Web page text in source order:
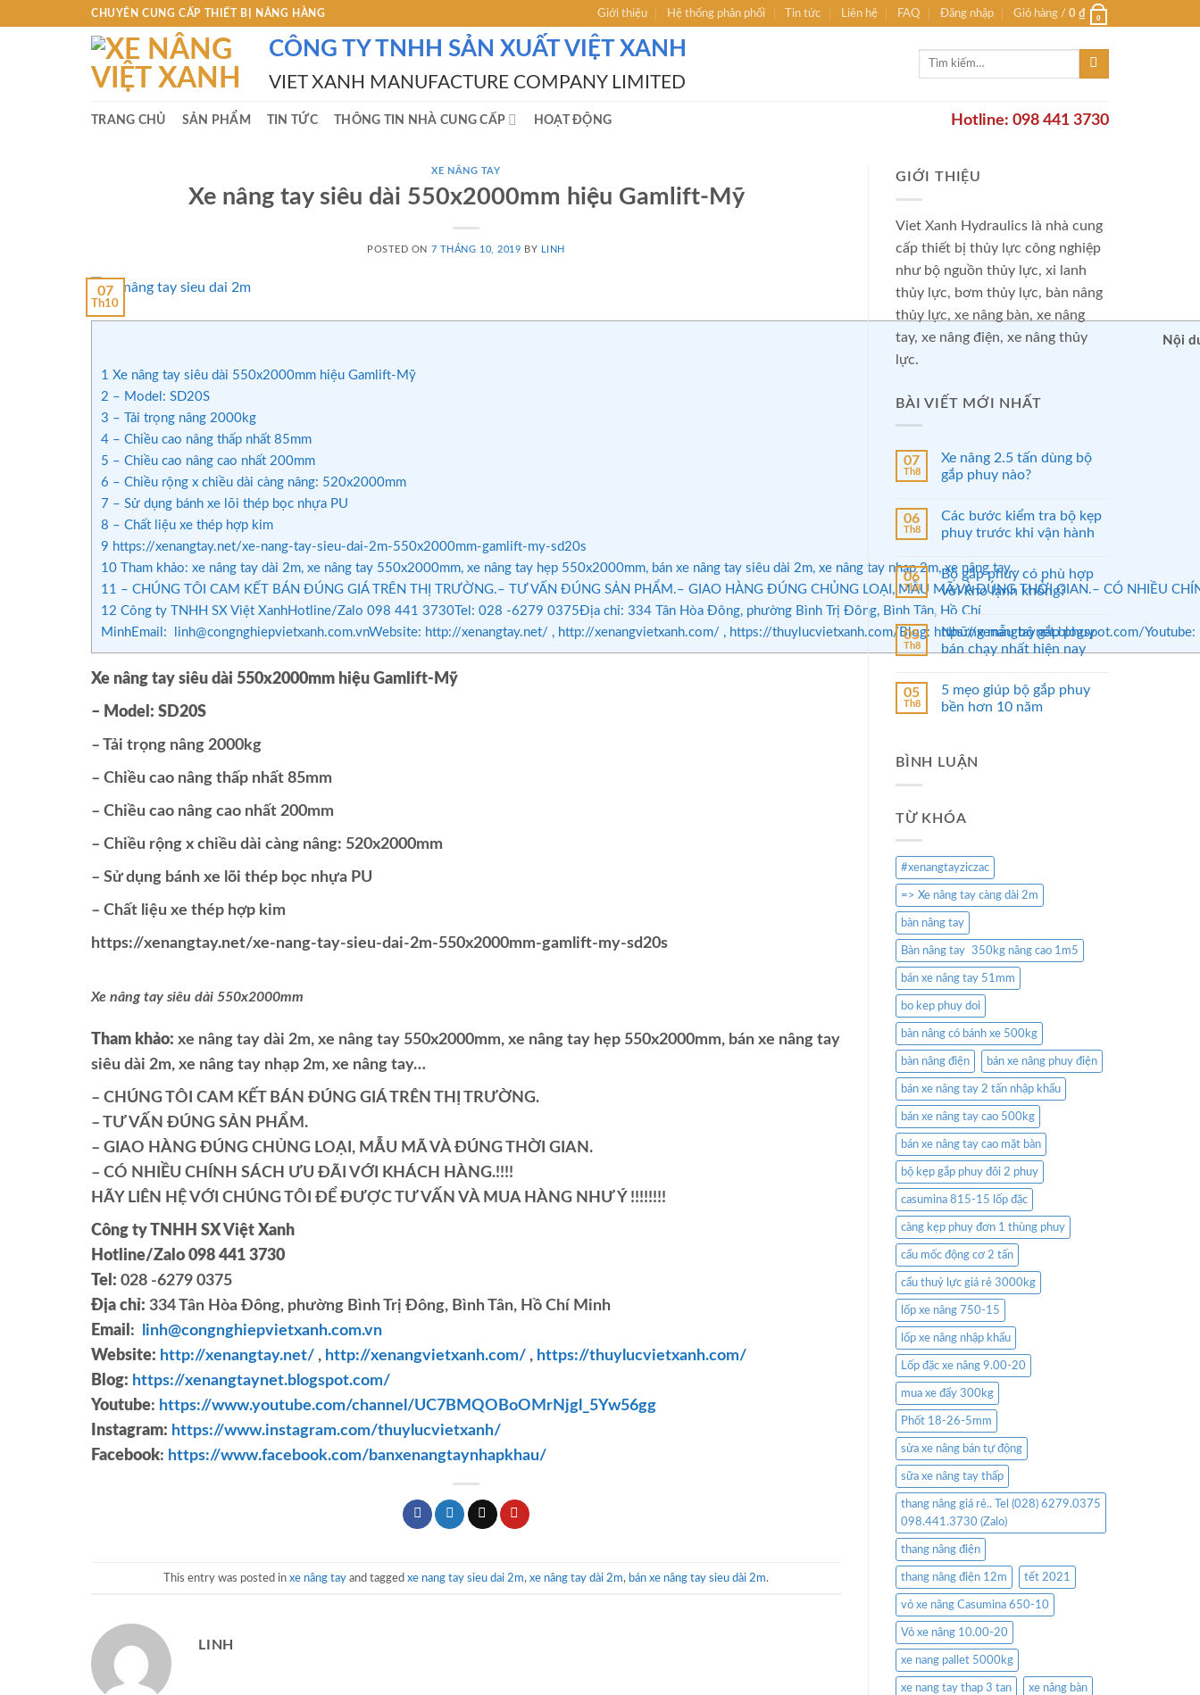
CHUYÊN CUNG CẤP THIẾT BỊ NÂNG HÀNG Giới thiệu Hệ thống phân phối Tin tức Liên hệ FAQ Đăng nhập Giỏ hàng / 0 ₫ 0
CÔNG TY TNHH SẢN XUẤT VIỆT XANH
VIET XANH MANUFACTURE COMPANY LIMITED
Tìm
TRANG CHỦ SẢN PHẨM TIN TỨC THÔNG TIN NHÀ CUNG CẤP HOẠT ĐỘNG Hotline: 098 441 3730
XE NÂNG TAY
Xe nâng tay siêu dài 550x2000mm hiệu Gamlift-Mỹ
POSTED ON 7 THÁNG 10, 2019 BY LINH
07
Th10
Nội
1 Xe nâng tay siêu dài 550x2000mm hiệu Gamlift-Mỹ
2 – Model: SD20S
3 – Tải trọng nâng 2000kg
4 – Chiều cao nâng thấp nhất 85mm
5 – Chiều cao nâng cao nhất 200mm
6 – Chiều rộng x chiều dài càng nâng: 520x2000mm
7 – Sử dụng bánh xe lõi thép bọc nhựa PU
8 – Chất liệu xe thép hợp kim
9 https://xenangtay.net/xe-nang-tay-sieu-dai-2m-550x2000mm-gamlift-my-sd20s
10 Tham khảo: xe nâng tay dài 2m, xe nâng tay 550x2000mm, xe nâng tay hẹp 550x2000mm, bán xe nâng tay siêu dài 2m, xe nâng tay nhạp 2m, xe nâng tay…
11 – CHÚNG TÔI CAM KẾT BÁN ĐÚNG GIÁ TRÊN THỊ TRƯỜNG.– TƯ VẤN ĐÚNG SẢN PHẨM.– GIAO HÀNG ĐÚNG CHỦNG LOẠI, MẪU MÃ VÀ ĐÚNG THỜI GIAN.– CÓ NHIỀU
12 Công ty TNHH SX Việt XanhHotline/Zalo 098 441 3730Tel: 028 -6279 0375Địa chỉ: 334 Tân Hòa Đông, phường Bình Trị Đông, Bình Tân, Hồ Chí
MinhEmail: linh@congnghiepvietxanh.com.vnWebsite: http://xenangtay.net/ , http://xenangvietxanh.com/ , https://thuylucvietxanh.com/Blog: https://xenangtaynet.blogspot.com/
Xe nâng tay siêu dài 550x2000mm hiệu Gamlift-Mỹ
– Model: SD20S
– Tải trọng nâng 2000kg
– Chiều cao nâng thấp nhất 85mm
– Chiều cao nâng cao nhất 200mm
– Chiều rộng x chiều dài càng nâng: 520x2000mm
– Sử dụng bánh xe lõi thép bọc nhựa PU
– Chất liệu xe thép hợp kim
https://xenangtay.net/xe-nang-tay-sieu-dai-2m-550x2000mm-gamlift-my-sd20s
Xe nâng tay siêu dài 550x2000mm
Tham khảo: xe nâng tay dài 2m, xe nâng tay 550x2000mm, xe nâng tay hẹp 550x2000mm, bán xe nâng tay
siêu dài 2m, xe nâng tay nhạp 2m, xe nâng tay…
– CHÚNG TÔI CAM KẾT BÁN ĐÚNG GIÁ TRÊN THỊ TRƯỜNG.
– TƯ VẤN ĐÚNG SẢN PHẨM.
– GIAO HÀNG ĐÚNG CHỦNG LOẠI, MẪU MÃ VÀ ĐÚNG THỜI GIAN.
– CÓ NHIỀU CHÍNH SÁCH ƯU ĐÃI VỚI KHÁCH HÀNG.!!!!
HÃY LIÊN HỆ VỚI CHÚNG TÔI ĐỂ ĐƯỢC TƯ VẤN VÀ MUA HÀNG NHƯ Ý !!!!!!!!
Công ty TNHH SX Việt Xanh
Hotline/Zalo 098 441 3730
Tel: 028 -6279 0375
Địa chỉ: 334 Tân Hòa Đông, phường Bình Trị Đông, Bình Tân, Hồ Chí Minh
Email :
linh@congnghiepvietxanh.com.vn
Website: http://xenangtay.net/ , http://xenangvietxanh.com/ , https://thuylucvietxanh.com/
Blog: https://xenangtaynet.blogspot.com/
Youtube: https://www.youtube.com/channel/UC7BMQOBoOMrNjgl_5Yw56gg
Instagram: https://www.instagram.com/thuylucvietxanh/
Facebook: https://www.facebook.com/banxenangtaynhapkhau/
This entry was posted in xe nâng tay and tagged xe nang tay sieu dai 2m, xe nâng tay dài 2m, bán xe nâng tay sieu dài 2m.
LINH
GIỚI THIỆU
Viet Xanh Hydraulics là nhà cung
cấp thiết bị thủy lực công nghiệp
như bộ nguồn thủy lực, xi lanh
thủy lực, bơm thủy lực, bàn nâng
thủy lực, xe nâng bàn, xe nâng
tay, xe nâng điện, xe nâng thủy
lực.
BÀI VIẾT MỚI NHẤT
07
Th8
Xe nâng 2.5 tấn dùng bộ
gắp phuy nào?
06
Th8
Các bước kiểm tra bộ kẹp
phuy trước khi vận hành
06
Th8
Bộ gắp phuy có phù hợp
với kho lạnh không?
05
Th8
Những mẫu bộ gắp phuy
bán chạy nhất hiện nay
05
Th8
5 mẹo giúp bộ gắp phuy
bền hơn 10 năm
BÌNH LUẬN
TỪ KHÓA
#xenangtayziczac
=> Xe nâng tay càng dài 2m
bàn nâng tay
Bàn nâng tay 350kg nâng cao 1m5
bán xe nâng tay 51mm
bo kep phuy doi
bàn nâng có bánh xe 500kg
bàn nâng điện bán xe nâng phuy điện
bán xe nâng tay 2 tấn nhập khẩu
bán xe nâng tay cao 500kg
bán xe nâng tay cao mặt bàn
bộ kẹp gắp phuy đôi 2 phuy
casumina 815-15 lốp đặc
càng kẹp phuy đơn 1 thùng phuy
cẩu mốc động cơ 2 tấn
cẩu thuỷ lực giá rẻ 3000kg
lốp xe nâng 750-15
lốp xe nâng nhập khẩu
Lốp đặc xe nâng 9.00-20
mua xe đẩy 300kg
Phốt 18-26-5mm
sửa xe nâng bán tự động
sữa xe nâng tay thấp
thang nâng giá rẻ.. Tel (028) 6279.0375
098.441.3730 (Zalo)
thang nâng điện
thang nâng điện 12m tết 2021
vỏ xe nâng Casumina 650-10
Vỏ xe nâng 10.00-20
xe nang pallet 5000kg
xe nang tay thap 3 tan xe nâng bàn